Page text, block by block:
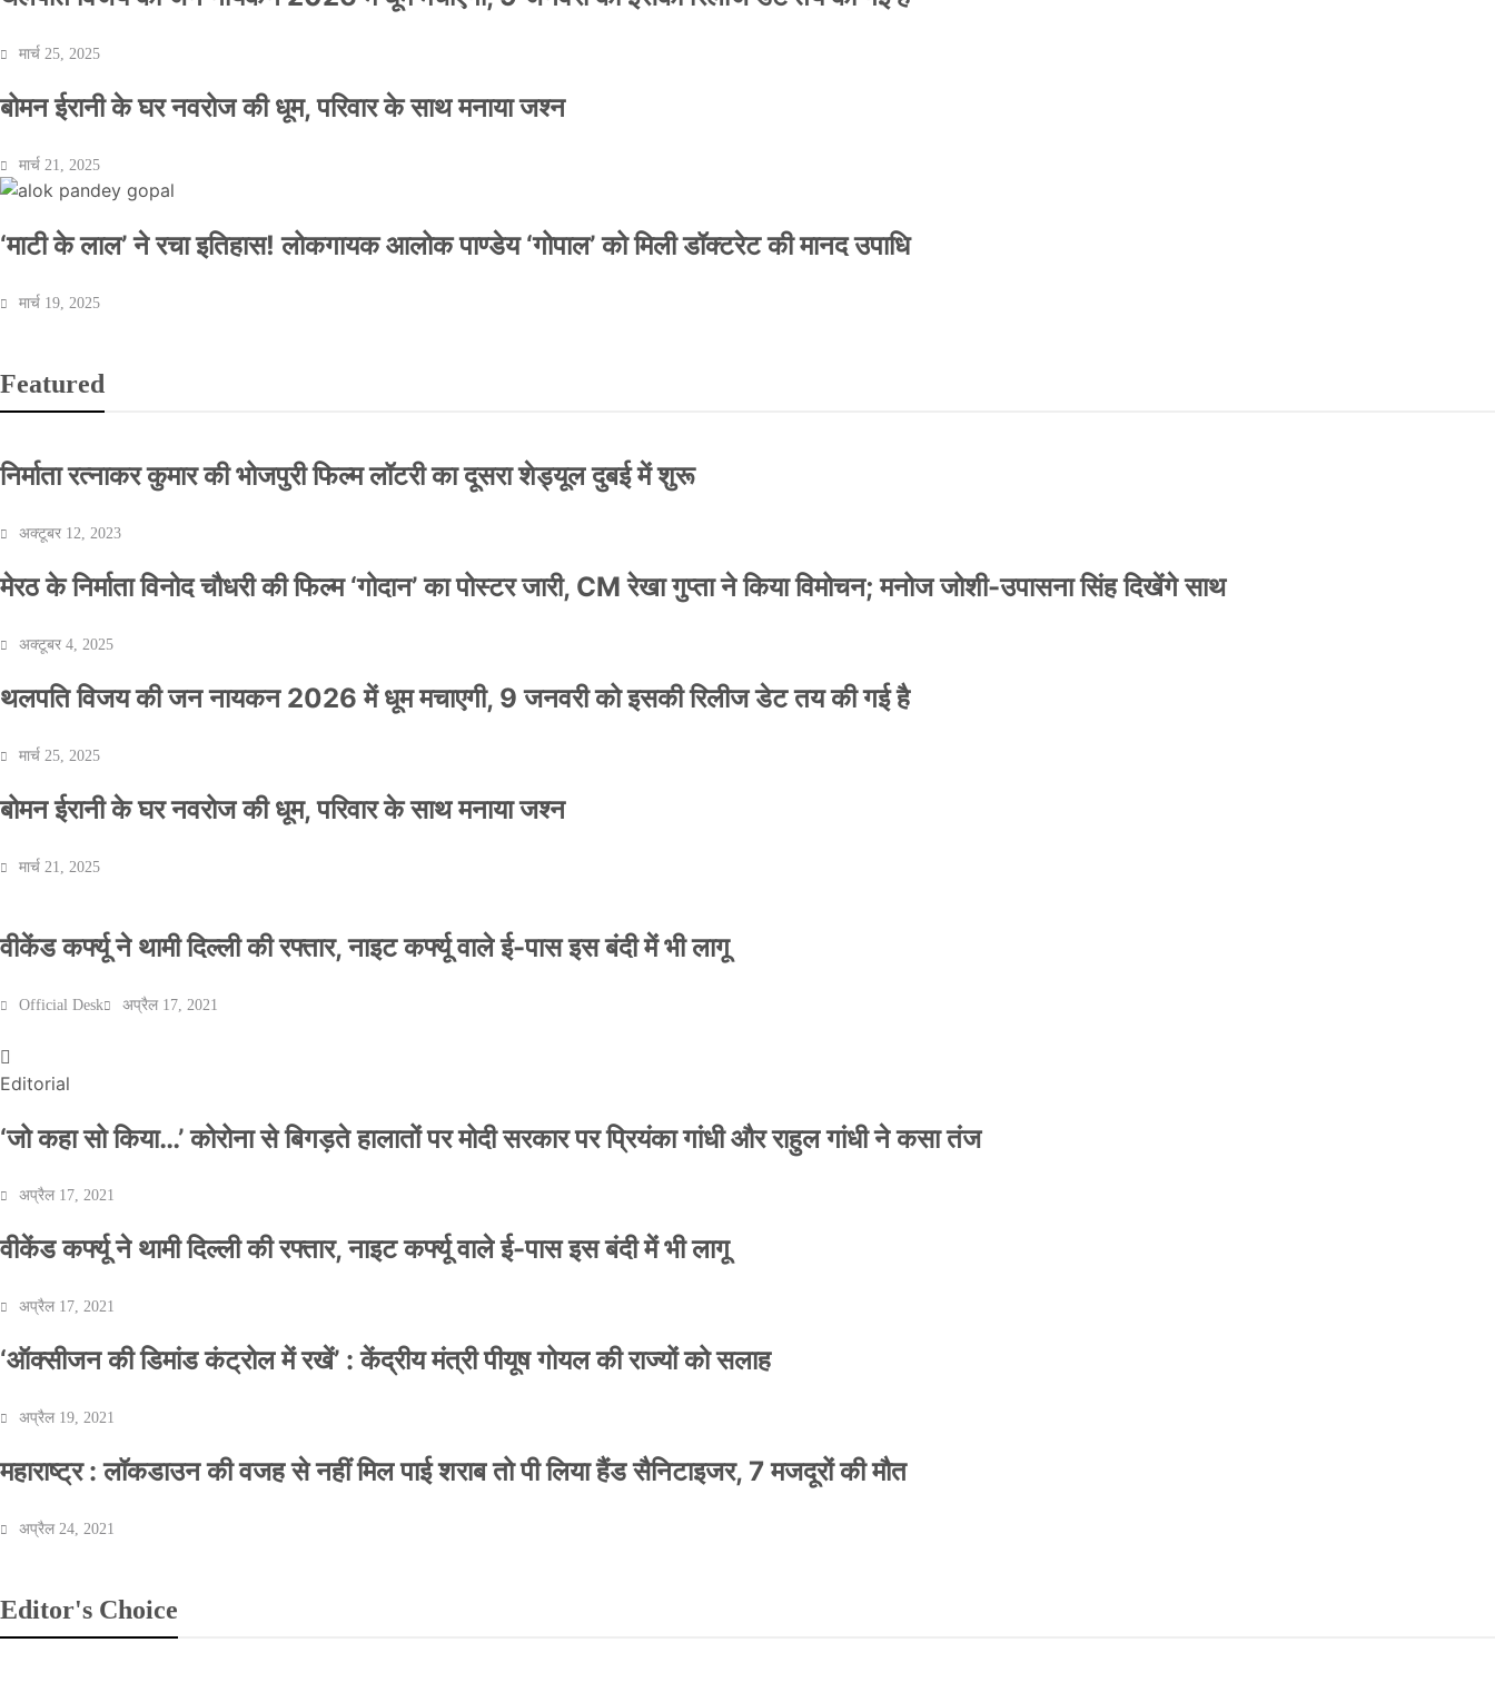
मार्च 25, 2025
बोमन ईरानी के घर नवरोज की धूम, परिवार के साथ मनाया जश्न
मार्च 21, 2025
‘माटी के लाल’ ने रचा इतिहास! लोकगायक आलोक पाण्डेय ‘गोपाल’ को मिली डॉक्टरेट की मानद उपाधि
मार्च 19, 2025
Featured
निर्माता रत्नाकर कुमार की भोजपुरी फिल्म लॉटरी का दूसरा शेड्यूल दुबई में शुरू
अक्टूबर 12, 2023
मेरठ के निर्माता विनोद चौधरी की फिल्म ‘गोदान’ का पोस्टर जारी, CM रेखा गुप्ता ने किया विमोचन; मनोज जोशी-उपासना सिंह दिखेंगे साथ
अक्टूबर 4, 2025
थलपति विजय की जन नायकन 2026 में धूम मचाएगी, 9 जनवरी को इसकी रिलीज डेट तय की गई है
मार्च 25, 2025
बोमन ईरानी के घर नवरोज की धूम, परिवार के साथ मनाया जश्न
मार्च 21, 2025
वीकेंड कर्फ्यू ने थामी दिल्ली की रफ्तार, नाइट कर्फ्यू वाले ई-पास इस बंदी में भी लागू
Official Desk अप्रैल 17, 2021
Editorial
‘जो कहा सो किया…’ कोरोना से बिगड़ते हालातों पर मोदी सरकार पर प्रियंका गांधी और राहुल गांधी ने कसा तंज
अप्रैल 17, 2021
वीकेंड कर्फ्यू ने थामी दिल्ली की रफ्तार, नाइट कर्फ्यू वाले ई-पास इस बंदी में भी लागू
अप्रैल 17, 2021
‘ऑक्सीजन की डिमांड कंट्रोल में रखें’ : केंद्रीय मंत्री पीयूष गोयल की राज्यों को सलाह
अप्रैल 19, 2021
महाराष्ट्र : लॉकडाउन की वजह से नहीं मिल पाई शराब तो पी लिया हैंड सैनिटाइजर, 7 मजदूरों की मौत
अप्रैल 24, 2021
Editor's Choice